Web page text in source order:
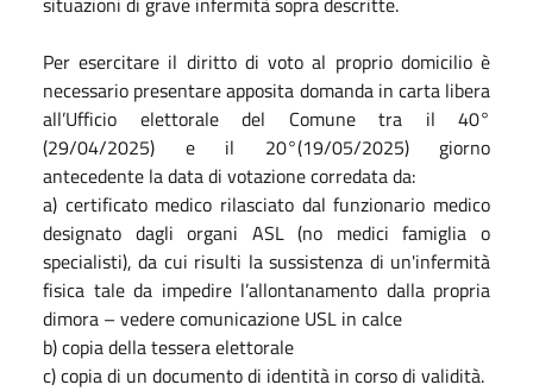
Per esercitare il diritto di voto al proprio domicilio è
necessario presentare apposita domanda in carta libera
all’Ufficio elettorale del Comune tra il 40°
(29/04/2025) e il 20°(19/05/2025) giorno
antecedente la data di votazione corredata da:
a) certificato medico rilasciato dal funzionario medico
designato dagli organi ASL (no medici famiglia o
specialisti), da cui risulti la sussistenza di un'infermità
fisica tale da impedire l’allontanamento dalla propria
dimora – vedere comunicazione USL in calce
b) copia della tessera elettorale
c) copia di un documento di identità in corso di validità.